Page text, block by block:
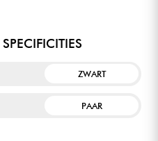
ZWART
PAAR